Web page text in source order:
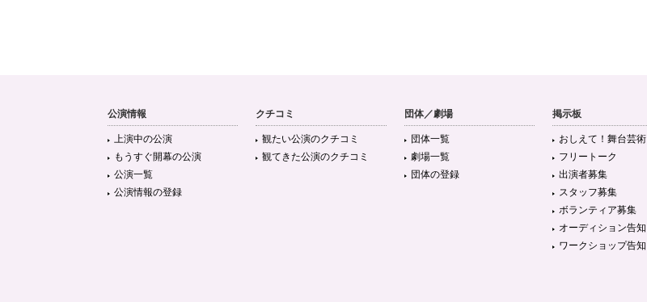
公演情報
上演中の公演
もうすぐ開幕の公演
公演一覧
公演情報の登録
クチコミ
観たい公演のクチコミ
観てきた公演のクチコミ
団体／劇場
団体一覧
劇場一覧
団体の登録
掲示板
おしえて！舞台芸術
フリートーク
出演者募集
スタッフ募集
ボランティア募集
オーディション告知
ワークショップ告知